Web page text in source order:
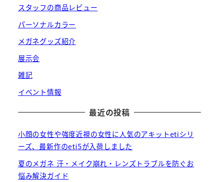
スタッフの商品レビュー
パーソナルカラー
メガネグッズ紹介
展示会
雑記
イベント情報
最近の投稿
小顔の女性や強度近視の女性に人気のアキットetiシリ
ーズ、最新作のeti5が入荷しました
夏のメガネ 汗・メイク崩れ・レンズトラブルを防ぐお
悩み解決ガイド